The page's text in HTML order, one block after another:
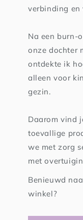
verbinding en
Na een burn-
onze dochter
ontdekte ik
alleen voor
gezin.
Daarom vind
toevallige
we met zorg
met
Benieuwd
winkel?